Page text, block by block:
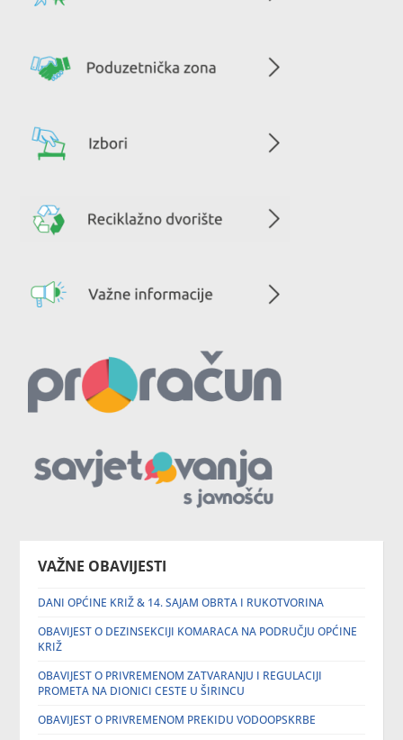
VAŽNE OBAVIJESTI
DANI OPĆINE KRIŽ & 14. SAJAM OBRTA I RUKOTVORINA
OBAVIJEST O DEZINSEKCIJI KOMARACA NA PODRUČJU OPĆINE
KRIŽ
OBAVIJEST O PRIVREMENOM ZATVARANJU I REGULACIJI
PROMETA NA DIONICI CESTE U ŠIRINCU
OBAVIJEST O PRIVREMENOM PREKIDU VODOOPSKRBE